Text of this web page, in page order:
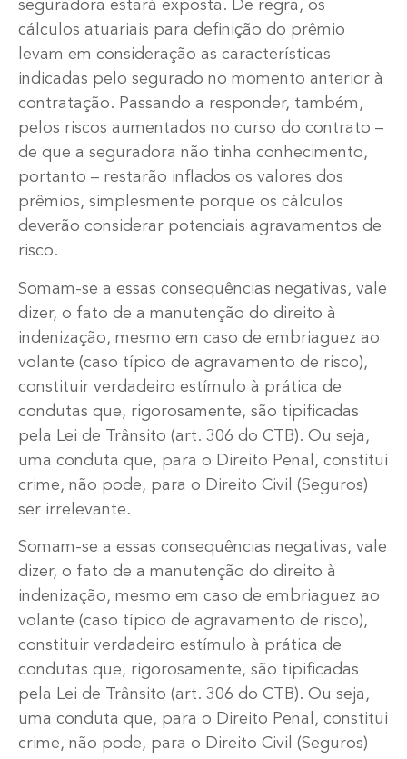
seguradora estará exposta. De regra, os
cálculos atuariais para definição do prêmio
levam em consideração as características
indicadas pelo segurado no momento anterior à
contratação. Passando a responder, também,
pelos riscos aumentados no curso do contrato –
de que a seguradora não tinha conhecimento,
portanto – restarão inflados os valores dos
prêmios, simplesmente porque os cálculos
deverão considerar potenciais agravamentos de
risco.
Somam-se a essas consequências negativas, vale
dizer, o fato de a manutenção do direito à
indenização, mesmo em caso de embriaguez ao
volante (caso típico de agravamento de risco),
constituir verdadeiro estímulo à prática de
condutas que, rigorosamente, são tipificadas
pela Lei de Trânsito (art. 306 do CTB). Ou seja,
uma conduta que, para o Direito Penal, constitui
crime, não pode, para o Direito Civil (Seguros)
ser irrelevante.
Somam-se a essas consequências negativas, vale
dizer, o fato de a manutenção do direito à
indenização, mesmo em caso de embriaguez ao
volante (caso típico de agravamento de risco),
constituir verdadeiro estímulo à prática de
condutas que, rigorosamente, são tipificadas
pela Lei de Trânsito (art. 306 do CTB). Ou seja,
uma conduta que, para o Direito Penal, constitui
crime, não pode, para o Direito Civil (Seguros)